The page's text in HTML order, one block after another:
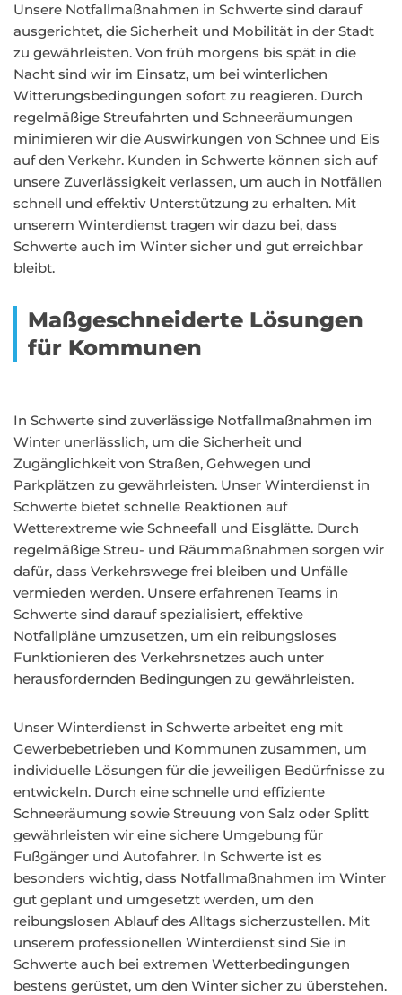
Unsere Notfallmaßnahmen in Schwerte sind darauf
ausgerichtet, die Sicherheit und Mobilität in der Stadt
zu gewährleisten. Von früh morgens bis spät in die
Nacht sind wir im Einsatz, um bei winterlichen
Witterungsbedingungen sofort zu reagieren. Durch
regelmäßige Streufahrten und Schneeräumungen
minimieren wir die Auswirkungen von Schnee und Eis
auf den Verkehr. Kunden in Schwerte können sich auf
unsere Zuverlässigkeit verlassen, um auch in Notfällen
schnell und effektiv Unterstützung zu erhalten. Mit
unserem Winterdienst tragen wir dazu bei, dass
Schwerte auch im Winter sicher und gut erreichbar
bleibt.
Maßgeschneiderte Lösungen
für Kommunen
In Schwerte sind zuverlässige Notfallmaßnahmen im
Winter unerlässlich, um die Sicherheit und
Zugänglichkeit von Straßen, Gehwegen und
Parkplätzen zu gewährleisten. Unser Winterdienst in
Schwerte bietet schnelle Reaktionen auf
Wetterextreme wie Schneefall und Eisglätte. Durch
regelmäßige Streu- und Räummaßnahmen sorgen wir
dafür, dass Verkehrswege frei bleiben und Unfälle
vermieden werden. Unsere erfahrenen Teams in
Schwerte sind darauf spezialisiert, effektive
Notfallpläne umzusetzen, um ein reibungsloses
Funktionieren des Verkehrsnetzes auch unter
herausfordernden Bedingungen zu gewährleisten.
Unser Winterdienst in Schwerte arbeitet eng mit
Gewerbebetrieben und Kommunen zusammen, um
individuelle Lösungen für die jeweiligen Bedürfnisse zu
entwickeln. Durch eine schnelle und effiziente
Schneeräumung sowie Streuung von Salz oder Splitt
gewährleisten wir eine sichere Umgebung für
Fußgänger und Autofahrer. In Schwerte ist es
besonders wichtig, dass Notfallmaßnahmen im Winter
gut geplant und umgesetzt werden, um den
reibungslosen Ablauf des Alltags sicherzustellen. Mit
unserem professionellen Winterdienst sind Sie in
Schwerte auch bei extremen Wetterbedingungen
bestens gerüstet, um den Winter sicher zu überstehen.